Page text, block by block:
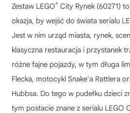
Zestaw LEGO® City Rynek (60271)
okazja, by wejść do świata serialu
Jest w nim urząd miasta, rynek,
klasyczna restauracja i przystanek
różne fajne pojazdy, w tym długa
Flecka, motocykl Snake'a Rattlera
Hubbsa. Do tego w pudełku dzieci
tym postacie znane z serialu LEGO